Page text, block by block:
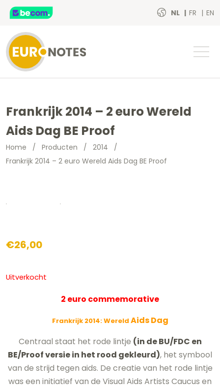
NL FR EN
Frankrijk 2014 – 2 euro Wereld
Aids Dag BE Proof
Home / Producten / 2014 /
Frankrijk 2014 – 2 euro Wereld Aids Dag BE Proof
€26,00
Uitverkocht
2 euro commemorative
Frankrijk 2014: Wereld Aids Dag
Centraal staat het rode lintje (in de BU/FDC en
BE/Proof versie in het rood gekleurd), het symbool
van de strijd tegen aids. De creatie van het rode lintje
was een initiatief van de Visual Aids Artists Caucus en